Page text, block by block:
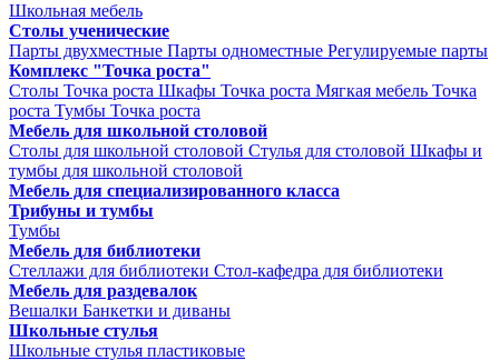
Школьная мебель
Столы ученические
Парты двухместные Парты одноместные Регулируемые парты
Комплекс "Точка роста"
Столы Точка роста Шкафы Точка роста Мягкая мебель Точка
роста Тумбы Точка роста
Мебель для школьной столовой
Столы для школьной столовой Стулья для столовой Шкафы и
тумбы для школьной столовой
Мебель для специализированного класса
Трибуны и тумбы
Тумбы
Мебель для библиотеки
Стеллажи для библиотеки Стол-кафедра для библиотеки
Мебель для раздевалок
Вешалки Банкетки и диваны
Школьные стулья
Школьные стулья пластиковые